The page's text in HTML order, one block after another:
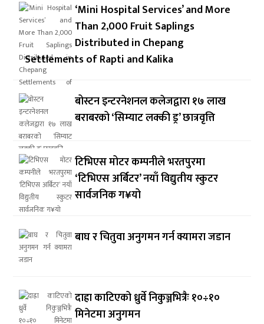
‘Mini Hospital Services’ and More
Than 2,000 Fruit Saplings
Distributed in Chepang
Settlements of Rapti and Kalika
बोस्टन इन्टरनेशनल कलेजद्वारा १७ लाख
बराबरको ‘सिम्याट लक्की ड्र’ छात्रवृत्ति
टिभिएस मोटर कम्पनीले भरतपुरमा
‘टिभिएस अर्बिटर’ नयाँ विद्युतीय स्कुटर
सार्वजनिक ग¥यो
बाघ र चितुवा अनुगमन गर्न क्यामरा जडान
दाह्रा काटिएको ध्रुर्वे निकुञ्जभित्रैः १०÷१०
मिनेटमा अनुगमन